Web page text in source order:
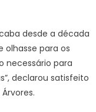
desde a década
para os
necessário para
declarou satisfeito